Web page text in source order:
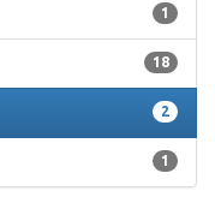
1
18
2
1